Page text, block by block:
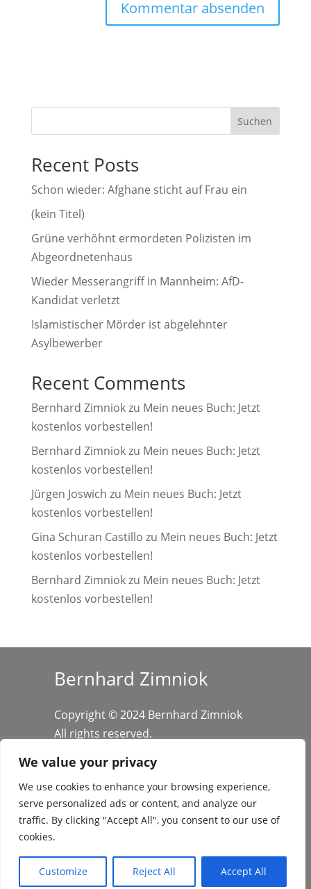
We value your privacy
We use cookies to enhance your browsing experience,
serve personalized ads or content, and analyze our
traffic. By clicking "Accept All", you consent to our use of
cookies.
Customize Reject All Accept All
r
t
i
e
:
Suchen
Recent Posts
Schon wieder: Afghane sticht auf Frau ein
(kein Titel)
Grüne verhöhnt ermordeten Polizisten im
Abgeordnetenhaus
Wieder Messerangriff in Mannheim: AfD-
Kandidat verletzt
Islamistischer Mörder ist abgelehnter
Asylbewerber
Recent Comments
Bernhard Zimniokzu Mein neues Buch: Jetzt
kostenlos vorbestellen!
Bernhard Zimniokzu Mein neues Buch: Jetzt
kostenlos vorbestellen!
Jürgen Joswich zu Mein neues Buch: Jetzt
kostenlos vorbestellen!
Gina Schuran Castillo zu Mein neues Buch: Jetzt
kostenlos vorbestellen!
Bernhard Zimniokzu Mein neues Buch: Jetzt
kostenlos vorbestellen!
Bernhard Zimniok
Copyright © 2024 Bernhard Zimniok
All rights reserved.
Datenschutz Impressum